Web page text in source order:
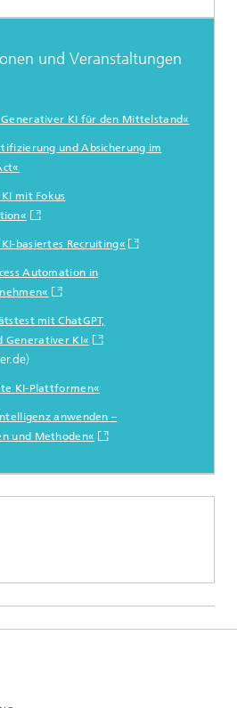
und Veranstaltungen
KI für den Mittelstand«
und Absicherung im
mit Fokus
basiertes Recruiting«
Automation in
mit ChatGPT,
Generativer KI«
KI-Plattformen«
anwenden –
und Methoden«